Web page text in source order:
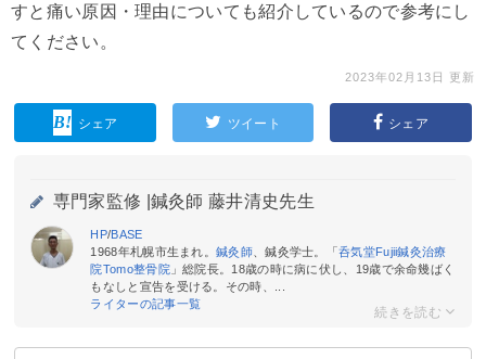
すと痛い原因・理由についても紹介しているので参考にし
てください。
2023年02月13日 更新
シェア ツイート シェア
専門家監修 | 鍼灸師 藤井清史先生
HP/BASE
1968年札幌市生まれ。鍼灸師、鍼灸学士。「呑気堂Fujii鍼灸治療
院Tomo整骨院」総院長。18歳の時に病に伏し、19歳で余命幾ばく
もなしと宣告を受ける。その時、...
ライターの記事一覧